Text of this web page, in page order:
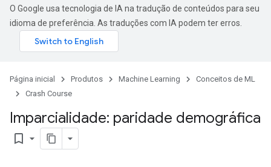
O Google usa tecnologia de IA na tradução de conteúdos para seu
idioma de preferência. As traduções com IA podem ter erros.
Página inicial Produtos Machine Learning
Conceitos de ML
Crash Course
Imparcialidade: paridade demográfica
bookmark_border